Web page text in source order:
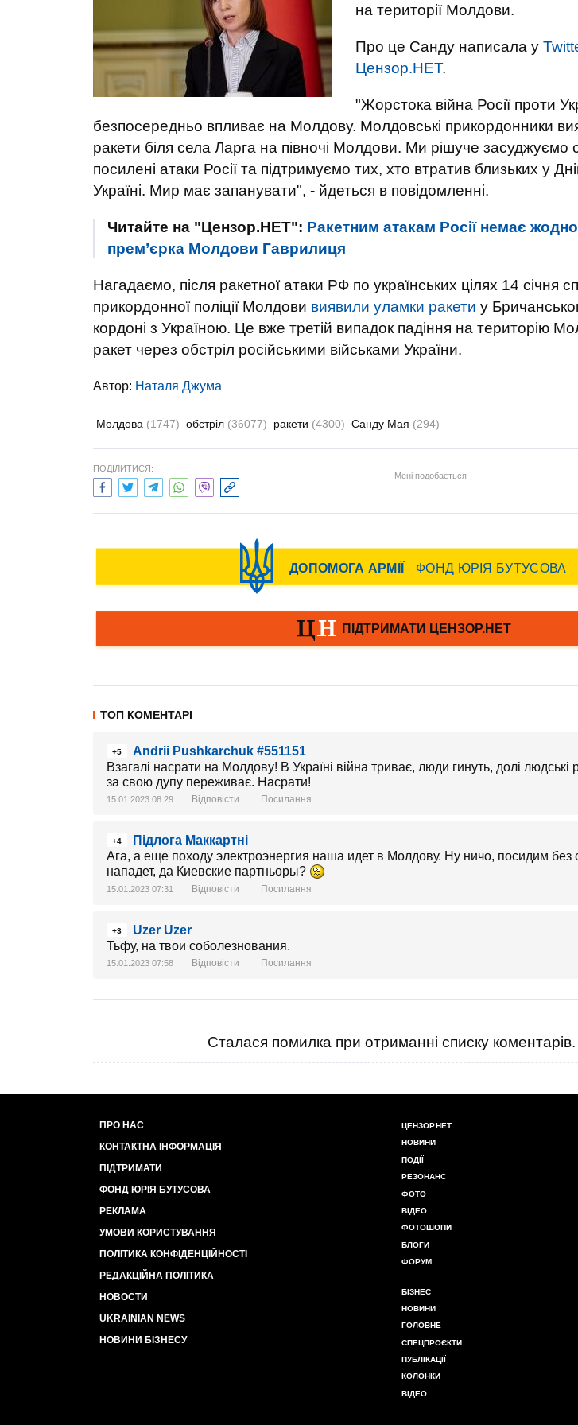
на території Молдови.
Про це Санду написала у
Цензор.НЕТ.
"Жорстока війна Росії проти
безпосередньо впливає на Молдову. Молдовські прикордонники
ракети біля села Ларга на півночі Молдови. Ми рішуче засуджуємо
посилені атаки Росії та підтримуємо тих, хто втратив близьких у
Україні. Мир має запанувати", - йдеться в повідомленні.
Читайте на "Цензор.НЕТ": Ракетним атакам Росії немає
прем’єрка Молдови Гаврилиця
Нагадаємо, після ракетної атаки РФ по українських цілях 14 січня
прикордонної поліції Молдови виявили уламки ракети у
кордоні з Україною. Це вже третій випадок падіння на територію
ракет через обстріл російськими військами України.
Автор: Наталя Джума
Молдова (1747) обстріл (36077) ракети (4300) Санду Мая (294)
ПОДІЛИТИСЯ:
Мені подобається
ТОП КОМЕНТАРІ
+5
Andrii Pushkarchuk #551151
Взагалі насрати на Молдову! В Україні війна триває, люди гинуть, долі людські
за свою дупу переживає. Насрати!
15.01.2023 08:29 Відповісти Посилання
+4
Підлога Маккартні
Ага, а еще походу электроэнергия наша идет в Молдову. Ну ничо, посидим без
нападет, да Киевские партньоры?
15.01.2023 07:31 Відповісти Посилання
+3
Uzer Uzer
Тьфу, на твои соболезнования.
15.01.2023 07:58 Відповісти Посилання
Сталася помилка при отриманні списку коментарів.
ПРО НАС
КОНТАКТНА ІНФОРМАЦІЯ
ПІДТРИМАТИ
ФОНД ЮРІЯ БУТУСОВА
РЕКЛАМА
УМОВИ КОРИСТУВАННЯ
ПОЛІТИКА КОНФІДЕНЦІЙНОСТІ
РЕДАКЦІЙНА ПОЛІТИКА
НОВОСТИ
UKRAINIAN NEWS
НОВИНИ БІЗНЕСУ
ЦЕНЗОР.НЕТ
НОВИНИ
ПОДІЇ
РЕЗОНАНС
ФОТО
ВІДЕО
ФОТОШОПИ
БЛОГИ
ФОРУМ
БІЗНЕС
НОВИНИ
ГОЛОВНЕ
СПЕЦПРОЄКТИ
ПУБЛІКАЦІЇ
КОЛОНКИ
ВІДЕО